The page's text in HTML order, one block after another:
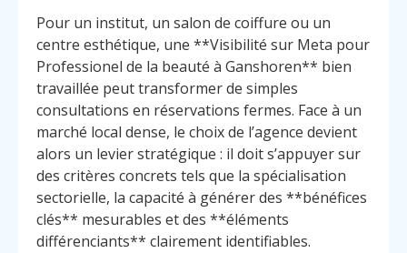
Pour un institut, un salon de coiffure ou un
centre esthétique, une **Visibilité sur Meta pour
Professionel de la beauté à Ganshoren** bien
travaillée peut transformer de simples
consultations en réservations fermes. Face à un
marché local dense, le choix de l’agence devient
alors un levier stratégique : il doit s’appuyer sur
des critères concrets tels que la spécialisation
sectorielle, la capacité à générer des **bénéfices
clés** mesurables et des **éléments
différenciants** clairement identifiables.